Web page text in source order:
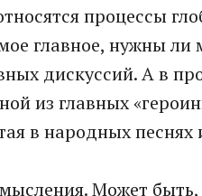
процессы
главное, нужны ли
дискуссий. А в
из главных
в народных песнях
Может